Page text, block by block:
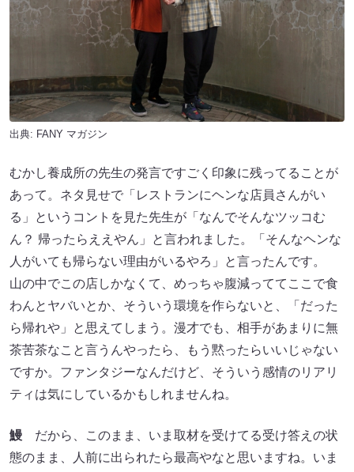
出典: FANY マガジン
むかし養成所の先生の発言ですごく印象に残ってることが
あって。ネタ見せで「レストランにヘンな店員さんがい
る」というコントを見た先生が「なんでそんなツッコむ
ん？ 帰ったらええやん」と言われました。「そんなヘンな
人がいても帰らない理由がいるやろ」と言ったんです。
山の中でこの店しかなくて、めっちゃ腹減っててここで食
わんとヤバいとか、そういう環境を作らないと、「だった
ら帰れや」と思えてしまう。漫才でも、相手があまりに無
茶苦茶なこと言うんやったら、もう黙ったらいいじゃない
ですか。ファンタジーなんだけど、そういう感情のリアリ
ティは気にしているかもしれませんね。
鰻 だから、このまま、いま取材を受けてる受け答えの状
態のまま、人前に出られたら最高やなと思いますね。いま